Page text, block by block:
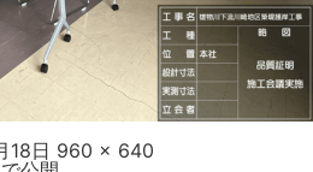
18日 フ
960 × 640